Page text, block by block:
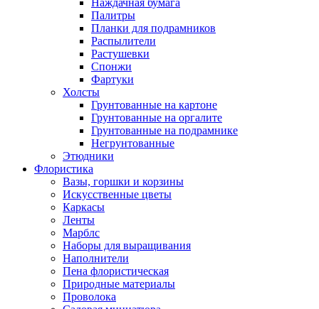
Наждачная бумага
Палитры
Планки для подрамников
Распылители
Растушевки
Спонжи
Фартуки
Холсты
Грунтованные на картоне
Грунтованные на оргалите
Грунтованные на подрамнике
Негрунтованные
Этюдники
Флористика
Вазы, горшки и корзины
Искусственные цветы
Каркасы
Ленты
Марблс
Наборы для выращивания
Наполнители
Пена флористическая
Природные материалы
Проволока